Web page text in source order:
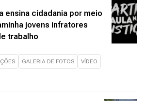
ensina cidadania por meio
jovens infratores
trabalho
GALERIA DE FOTOS VÍDEO